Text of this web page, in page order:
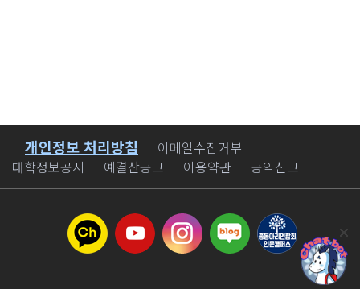
바로가기
개인정보 처리방침
이메일수집거부
대학정보공시
예결산공고 이용약관 공익신고